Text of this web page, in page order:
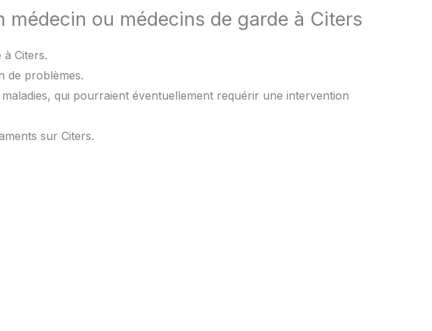
ou médecins de garde à Citers
Citers.
de problèmes.
qui pourraient éventuellement requérir une intervention
sur Citers.